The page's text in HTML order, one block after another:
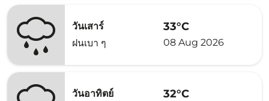
วันเสาร์
ฝนเบา ๆ
33°C
08 Aug 2026
วันอาทิตย์
32°C